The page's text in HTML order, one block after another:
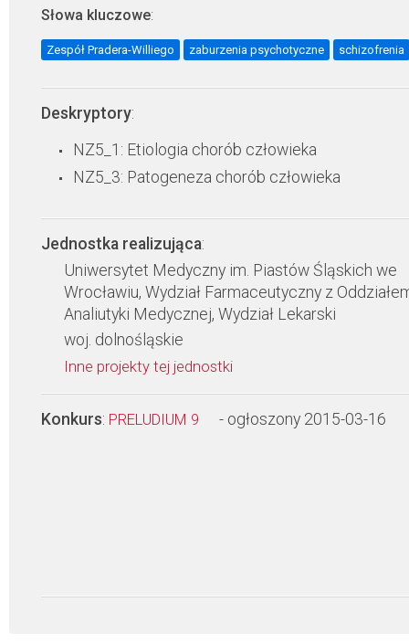
Słowa kluczowe:
Zespół Pradera-Williego zaburzenia psychotyczne schizofrenia
Deskryptory:
NZ5_1: Etiologia chorób człowieka
NZ5_3: Patogeneza chorób człowieka
Jednostka realizująca:
Uniwersytet Medyczny im. Piastów Śląskich we
Wrocławiu, Wydział Farmaceutyczny z
Analiutyki Medycznej, Wydział Lekarski
woj. dolnośląskie
Inne projekty tej jednostki
Konkurs: PRELUDIUM 9 - ogłoszony 2015-03-16